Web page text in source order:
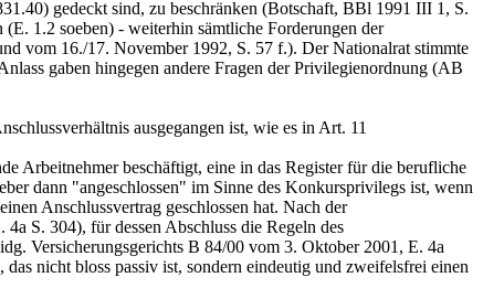
gedeckt sind, zu beschränken (Botschaft, BBl 1991 III 1, S.
1.2 soeben) - weiterhin sämtliche Forderungen der
vom 16./17. November 1992, S. 57 f.). Der Nationalrat stimmte
gaben hingegen andere Fragen der Privilegienordnung (AB
ausgegangen ist, wie es in Art. 11
Arbeitnehmer beschäftigt, eine in das Register für die berufliche
dann "angeschlossen" im Sinne des Konkursprivilegs ist, wenn
Anschlussvertrag geschlossen hat. Nach der
4a S. 304), für dessen Abschluss die Regeln des
Versicherungsgerichts B 84/00 vom 3. Oktober 2001, E. 4a
nicht bloss passiv ist, sondern eindeutig und zweifelsfrei einen